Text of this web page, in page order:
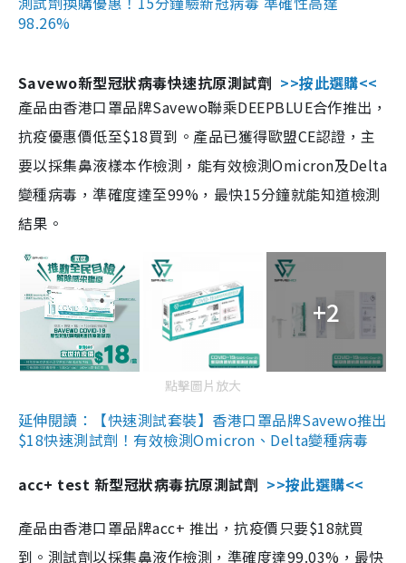
98.26%
Savewo新型冠狀病毒快速抗原測試劑 >>按此選購<<
產品由香港口罩品牌Savewo聯乘DEEPBLUE合作推出，
抗疫優惠價低至$18買到。產品已獲得歐盟CE認證，主
要以採集鼻液樣本作檢測，能有效檢測Omicron及Delta
變種病毒，準確度達至99%，最快15分鐘就能知道檢測
結果。
+2
點擊圖片放大
延伸閱讀：【快速測試套裝】香港口罩品牌Savewo推出
$18快速測試劑！有效檢測Omicron、Delta變種病毒
acc+ test 新型冠狀病毒抗原測試劑 >>按此選購<<
產品由香港口罩品牌acc+ 推出，抗疫價只要$18就買
到。測試劑以採集鼻液作檢測，準確度達99.03%，最快